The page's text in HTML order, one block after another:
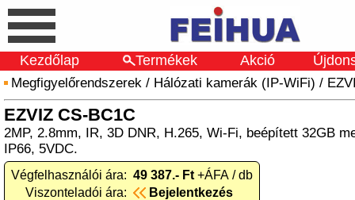
Kezdőlap Termékek Akció
Megfigyelőrendszerek / Hálózati kamerák (IP-WiFi) /
EZVIZ CS-BC1C
2MP, 2.8mm, IR, 3D DNR, H.265, Wi-Fi, beépített 32GB
IP66, 5VDC.
Végfelhasználói ára: 49 387.- Ft +ÁFA / db
Viszonteladói ára:
Bejelentkezés